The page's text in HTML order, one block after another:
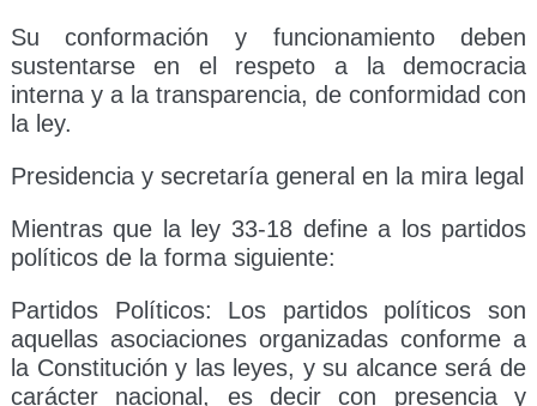
Su conformación y funcionamiento deben
sustentarse en el respeto a la democracia
interna y a la transparencia, de conformidad con
la ley.
Presidencia y secretaría general en la mira legal
Mientras que la ley 33-18 define a los partidos
políticos de la forma siguiente:
Partidos Políticos: Los partidos políticos son
aquellas asociaciones organizadas conforme a
la Constitución y las leyes, y su alcance será de
carácter nacional, es decir con presencia y